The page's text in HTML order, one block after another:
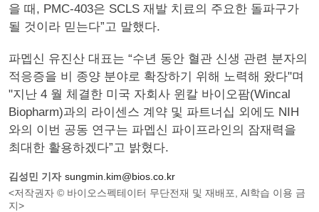
을 때, PMC-403은 SCLS 재발 치료의 주요한 돌파구가
될 것이라 믿는다”고 말했다.
파멥신 유진산 대표는 “수년 동안 혈관 신생 관련 분자의
적응증을 비 종양 분야로 확장하기 위해 노력해 왔다"며
"지난 4 월 체결한 미국 자회사 윈칼 바이오팜(Wincal
Biopharm)과의 라이센스 계약 및 파트너십 외에도 NIH
와의 이번 공동 연구는 파멥신 파이프라인의 잠재력을
최대한 활용하겠다”고 밝혔다.
김성민 기자 sungmin.kim@bios.co.kr
<저작권자 © 바이오스펙테이터 무단전재 및 재배포, AI학습 이용 금
지>